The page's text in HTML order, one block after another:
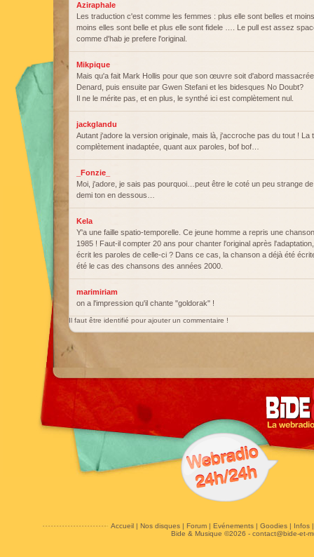
Aziraphale
Les traduction c'est comme les femmes : plus elle sont belles et
moins elles sont belle et plus elle sont fidele …. Le pull est assez
comme d'hab je prefere l'original.
Mikpique
Mais qu'a fait Mark Hollis pour que son œuvre soit d'abord
Denard, puis ensuite par Gwen Stefani et les bidesques No Doubt?
Il ne le mérite pas, et en plus, le synthé ici est complètement nul.
jackglandu
Autant j'adore la version originale, mais là, j'accroche pas du tout ! La
complètement inadaptée, quant aux paroles, bof bof…
_Fonzie_
Moi, j'adore, je sais pas pourquoi…peut être le coté un peu strange
demi ton en dessous…
Kela
Y'a une faille spatio-temporelle. Ce jeune homme a repris une
1985 ! Faut-il compter 20 ans pour chanter l'original après
écrit les paroles de celle-ci ? Dans ce cas, la chanson a déjà été
été le cas des chansons des années 2000.
marimiriam
on a l'impression qu'il chante "goldorak" !
Il faut être identifié pour ajouter un commentaire !
Accueil| Nos disques| Forum| Evénements| Goodies| Infos
Bide & Musique ©2026 - contact@bide-et-